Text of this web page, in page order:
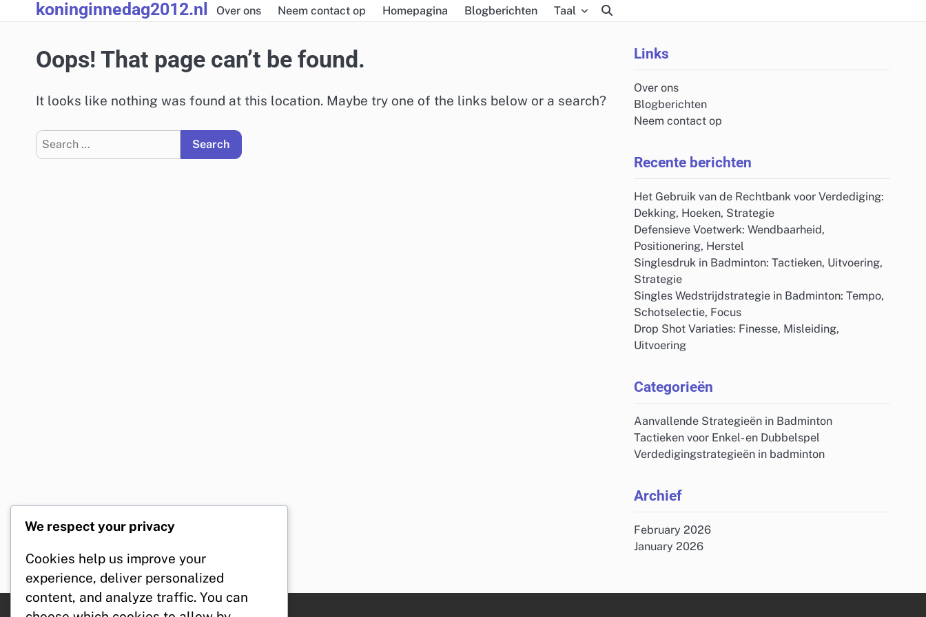
to
koninginnedag2012.nl Over ons Neem contact op Homepagina Blogberichten Taal
Oops! That page can’t be found.
It looks like nothing was found at this location. Maybe try one of the links below or a search?
Search
for:
Links
Over ons
Blogberichten
Neem contact op
Recente berichten
Het Gebruik van de Rechtbank voor Verdediging:
Dekking, Hoeken, Strategie
Defensieve Voetwerk: Wendbaarheid,
Positionering, Herstel
Singlesdruk in Badminton: Tactieken, Uitvoering,
Strategie
Singles Wedstrijdstrategie in Badminton: Tempo,
Schotselectie, Focus
Drop Shot Variaties: Finesse, Misleiding,
Uitvoering
Categorieën
Aanvallende Strategieën in Badminton
Tactieken voor Enkel- en Dubbelspel
Verdedigingstrategieën in badminton
Archief
February 2026
January 2026
We respect your privacy
Cookies help us improve your
experience, deliver personalized
content, and analyze traffic. You can